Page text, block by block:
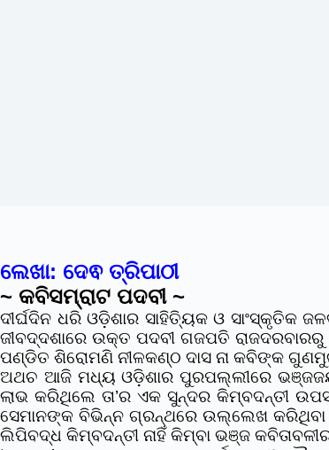
ଲେଖା: ଦେଵ ତ୍ରିପାଠୀ
~ କବିସମ୍ରାଟ ପଦବୀ ~
ଦୀର୍ଘଦିନ ଧରି ଓଡ଼ିଶାର ସାହିତ୍ୟିକ ଓ ସାଂସ୍କୃତିକ
ଜୀବଦ୍ଦଶାରେ ଉକ୍ତ ପଦବୀ ଗଜପତି
ପଣ୍ଡିତ ଶିରୋମଣି ନୀଳକଣ୍ଠ ଦାସ ନା କବିଙ୍କ
ଅଥଚ ଆଜି ମଧ୍ୟ ଓଡ଼ିଶାର ପୁରପଲ୍ଲୀରେ
ଲାଭ କରିଥିଲେ ତା’ର ଏକ ସୁନ୍ଦର କିମ୍ବଦନ୍ତୀ
ସେମାନଙ୍କ ବିଭିନ୍ନ ଗ୍ରନ୍ଥରେ ଉଲ୍ଲେଖ କରିଥିବା
ଲିପିବଦ୍ଧ କିମ୍ବଦନ୍ତୀ ନାହିଁ କିମ୍ବା ଭଞ୍ଜ